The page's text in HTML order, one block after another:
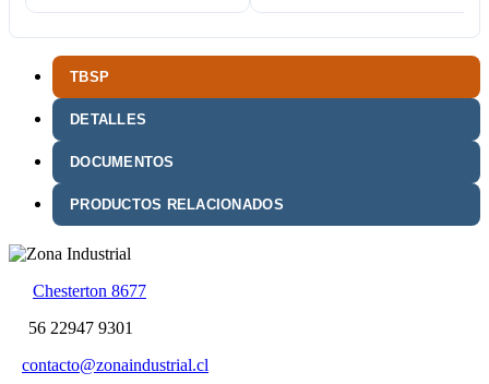
TBSP
DETALLES
DOCUMENTOS
PRODUCTOS RELACIONADOS
Chesterton 8677
56 22947 9301
contacto@zonaindustrial.cl